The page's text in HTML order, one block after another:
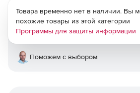
Товара временно нет в наличии. Вы
похожие товары из этой категории
Программы для защиты информации
Поможем с выбором